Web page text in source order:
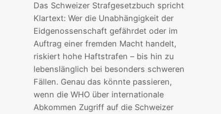
Das Schweizer Strafgesetzbuch spricht
Klartext: Wer die Unabhängigkeit der
Eidgenossenschaft gefährdet oder im
Auftrag einer fremden Macht handelt,
riskiert hohe Haftstrafen – bis hin zu
lebenslänglich bei besonders schweren
Fällen. Genau das könnte passieren,
wenn die WHO über internationale
Abkommen Zugriff auf die Schweizer